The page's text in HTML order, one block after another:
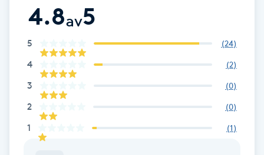
Brynformning
Brynfärgning
Brynplockning
Bröllopsuppsättning
4.8av5
5 (24)
4 (2)
3 (0)
2 (0)
1 (1)